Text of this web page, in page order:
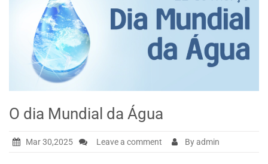
O dia Mundial da Água
Mar 30,2025 Leave a comment By admin